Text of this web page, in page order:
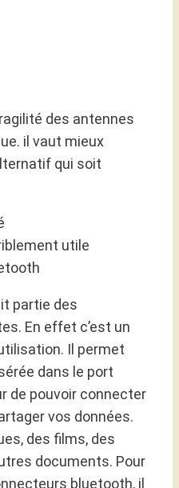
des antennes
il vaut mieux
qui soit
utile
partie des
En effet c’est un
Il permet
dans le port
de pouvoir connecter
vos données.
des films, des
documents. Pour
bluetooth, il